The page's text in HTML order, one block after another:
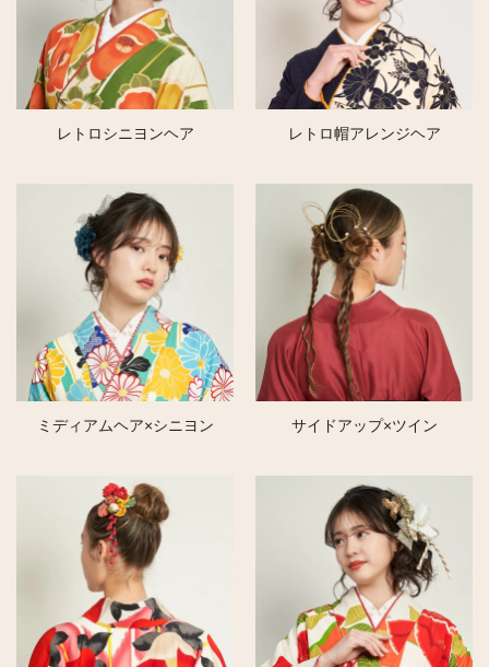
レトロシニヨンヘア レトロ帽アレンジヘア
ミディアムヘア×シニヨン サイドアップ×ツイン